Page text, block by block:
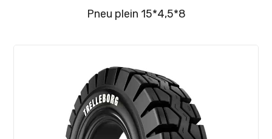
Pneu plein 15*4,5*8